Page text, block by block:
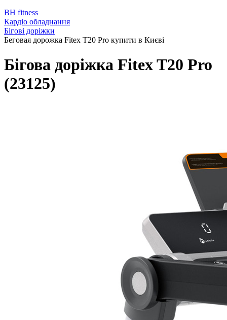
BH fitness
Кардіо обладнання
Бігові доріжки
Беговая дорожка Fitex T20 Pro купити в Києві
Бігова доріжка Fitex T20 Pro
(23125)